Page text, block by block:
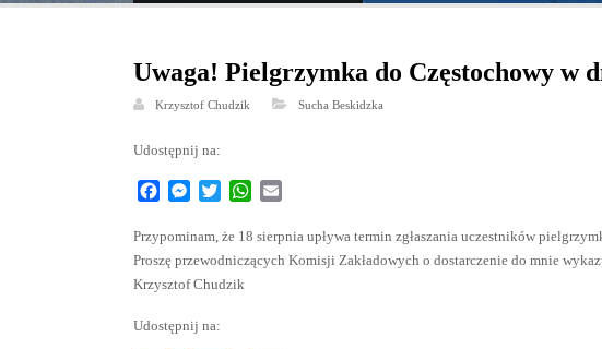
Uwaga! Pielgrzymka do Częstochowy w
Krzysztof Chudzik Sucha Beskidzka
Udostępnij na:
FacebookMessenger
TwitterWhatsApp
Przypominam, że 18 sierpnia upływa termin zgłaszania uczestników
Proszę przewodniczących Komisji Zakładowych o dostarczenie do mnie
Krzysztof Chudzik
Udostępnij na: